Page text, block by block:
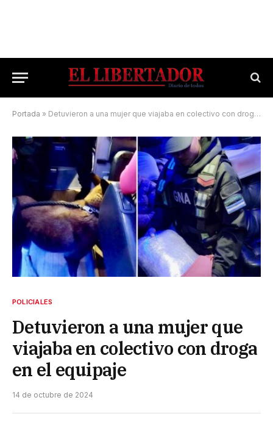
Portada » Detuvieron a una mujer que viajaba en colectivo con droga en el equipaje
POLICIALES
Detuvieron a una mujer que
viajaba en colectivo con droga
en el equipaje
14 de octubre de 2024